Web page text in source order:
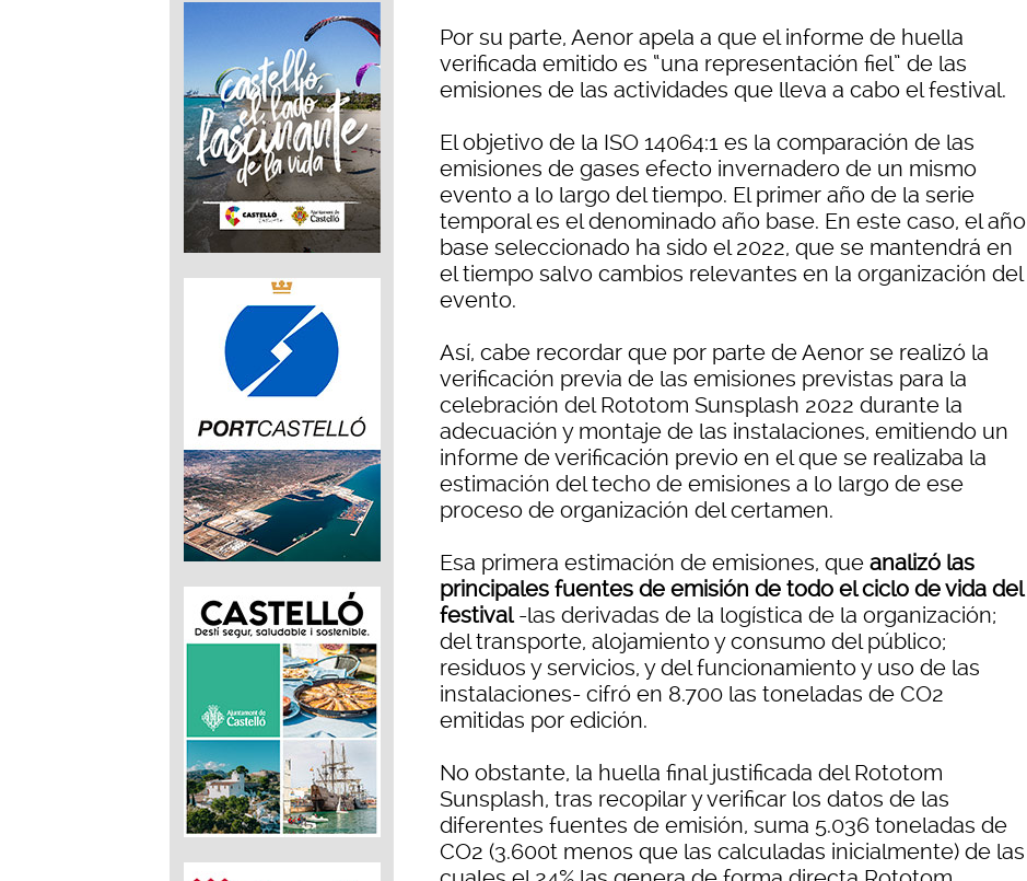
Por su parte, Aenor apela a que el informe de huella
verificada emitido es “una representación fiel” de las
emisiones de las actividades que lleva a cabo el festival.
El objetivo de la ISO 14064:1 es la comparación de las
emisiones de gases efecto invernadero de un mismo
evento a lo largo del tiempo. El primer año de la serie
temporal es el denominado año base. En este caso, el año
base seleccionado ha sido el 2022, que se mantendrá en
el tiempo salvo cambios relevantes en la organización del
evento.
Así, cabe recordar que por parte de Aenor se realizó la
verificación previa de las emisiones previstas para la
celebración del Rototom Sunsplash 2022 durante la
adecuación y montaje de las instalaciones, emitiendo un
informe de verificación previo en el que se realizaba la
estimación del techo de emisiones a lo largo de ese
proceso de organización del certamen.
Esa primera estimación de emisiones, que analizó las
principales fuentes de emisión de todo el ciclo de vida del
festival-las derivadas de la logística de la organización;
del transporte, alojamiento y consumo del público;
residuos y servicios, y del funcionamiento y uso de las
instalaciones- cifró en 8.700 las toneladas de CO2
emitidas por edición.
No obstante, la huella final justificada del Rototom
Sunsplash, tras recopilar y verificar los datos de las
diferentes fuentes de emisión, suma 5.036 toneladas de
CO2 (3.600t menos que las calculadas inicialmente) de las